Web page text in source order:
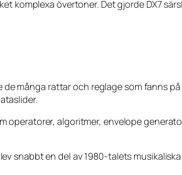
komplexa övertoner. Det gjorde DX7
många rattar och reglage som fanns
operatorer, algoritmer, envelope
snabbt en del av 1980-talets musikaliska